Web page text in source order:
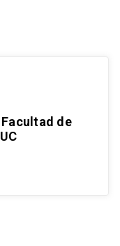
de